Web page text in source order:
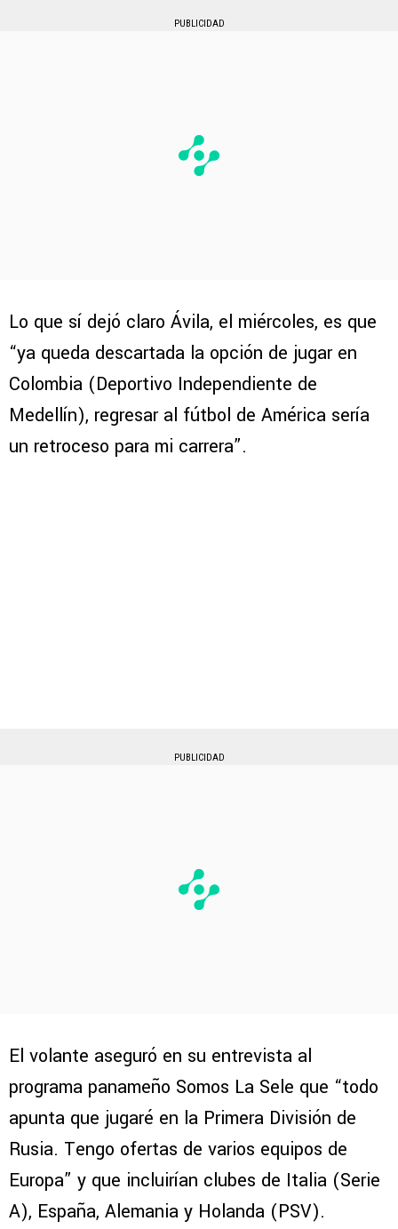
PUBLICIDAD
Lo que sí dejó claro Ávila, el miércoles, es que
“ya queda descartada la opción de jugar en
Colombia (Deportivo Independiente de
Medellín), regresar al fútbol de América sería
un retroceso para mi carrera”.
PUBLICIDAD
El volante aseguró en su entrevista al
programa panameño Somos La Sele que “todo
apunta que jugaré en la Primera División de
Rusia. Tengo ofertas de varios equipos de
Europa” y que incluirían clubes de Italia (Serie
A), España, Alemania y Holanda (PSV).